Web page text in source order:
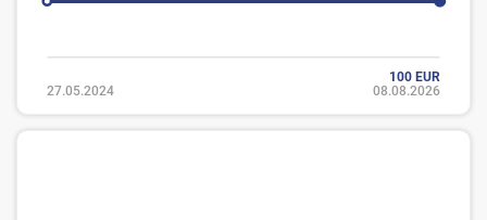
100 EUR
27.05.2024
08.08.2026